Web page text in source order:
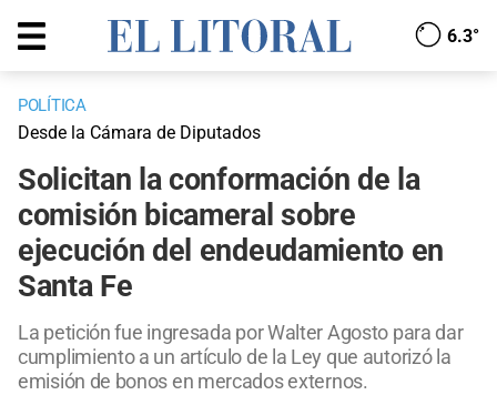
6.3°
POLÍTICA
Desde la Cámara de Diputados
Solicitan la conformación de la
comisión bicameral sobre
ejecución del endeudamiento en
Santa Fe
La petición fue ingresada por Walter Agosto para dar
cumplimiento a un artículo de la Ley que autorizó la
emisión de bonos en mercados externos.